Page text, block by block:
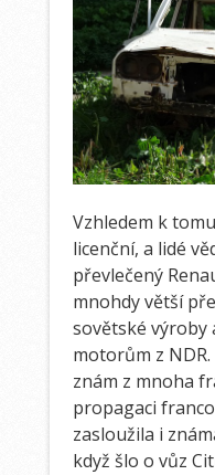
Vzhledem k
licenční, a lidé
převlečený
mnohdy větší
sovětské výroby
motorům z
znám z mnoha
propagaci
zasloužila i
když šlo o vůz